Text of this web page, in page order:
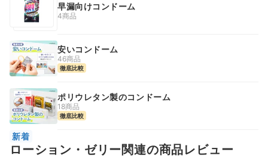
早漏向けコンドーム
4商品
安いコンドーム
46商品
徹底比較
ポリウレタン製のコンドーム
18商品
徹底比較
新着
ローション・ゼリー関連の商品レビュー